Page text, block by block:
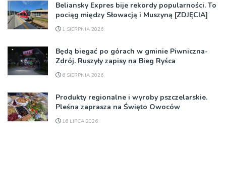
Beliansky Expres bije rekordy popularności. To
pociąg między Słowacją i Muszyną [ZDJĘCIA]
1 SIERPNIA 2026
Będą biegać po górach w gminie Piwniczna-
Zdrój. Ruszyły zapisy na Bieg Ryśca
6 SIERPNIA 2026
Produkty regionalne i wyroby pszczelarskie.
Pleśna zaprasza na Święto Owoców
16 LIPCA 2026